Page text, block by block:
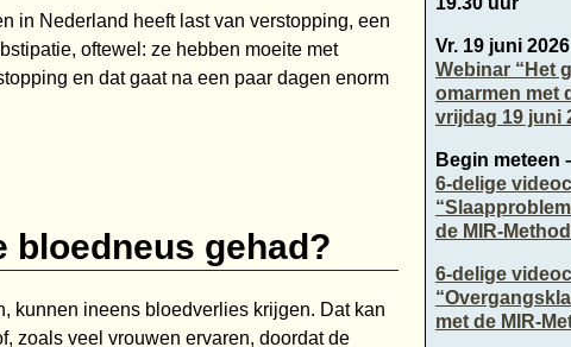
in Nederland heeft last van verstopping, een
oftewel: ze hebben moeite met
en dat gaat na een paar dagen enorm
bloedneus gehad?
kunnen ineens bloedverlies krijgen. Dat kan
zoals veel vrouwen ervaren, doordat de
Vr. 19 juni
Webinar “Het
omarmen met
vrijdag 19 juni
Begin meteen
6-delige
de MIR-
6-delige
met de MIR-